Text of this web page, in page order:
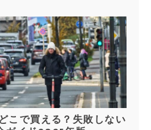
こで買える？失敗しない